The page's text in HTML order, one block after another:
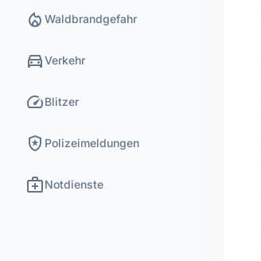
local_fire_department Waldbrandgefahr
directions_carVerkehr
speedBlitzer
local_police Polizeimeldungen
medical_servicesNotdienste